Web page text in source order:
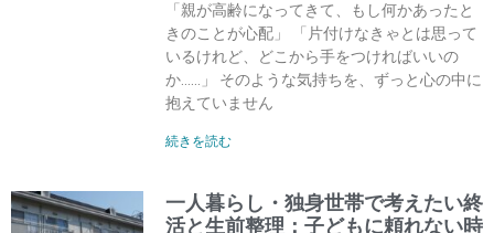
「親が高齢になってきて、もし何かあったと
きのことが心配」 「片付けなきゃとは思って
いるけれど、どこから手をつければいいの
か……」 そのような気持ちを、ずっと心の中に
抱えていません
続きを読む
一人暮らし・独身世帯で考えたい終
活と生前整理：子どもに頼れない時